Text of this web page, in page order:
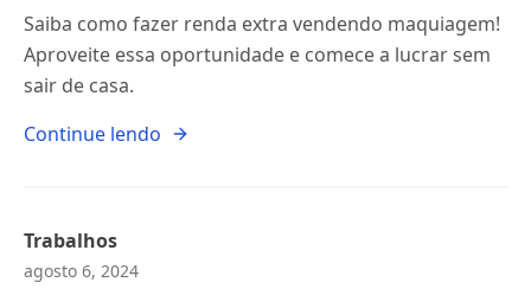
Saiba como fazer renda extra vendendo maquiagem!
Aproveite essa oportunidade e comece a lucrar sem
sair de casa.
Continue lendo
Trabalhos
agosto 6, 2024